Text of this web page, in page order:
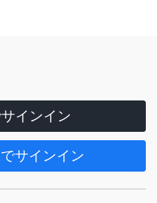
インイン
サインイン